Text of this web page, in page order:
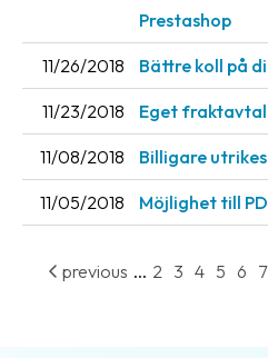
Prestashop
11/26/2018 Bättre koll på
11/23/2018 Eget fraktavtal
11/08/2018 Billigare
11/05/2018 Möjlighet till
previous ... 2 3 4 5 6 7